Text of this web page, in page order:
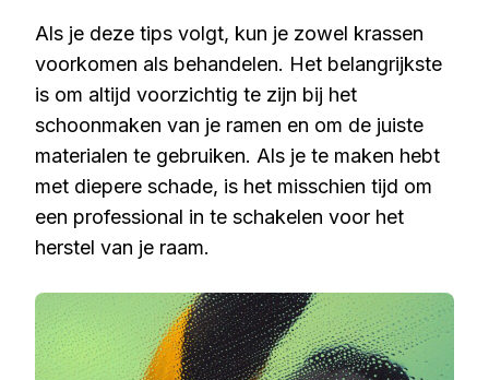
Als je deze tips volgt, kun je zowel krassen
voorkomen als behandelen. Het belangrijkste
is om altijd voorzichtig te zijn bij het
schoonmaken van je ramen en om de juiste
materialen te gebruiken. Als je te maken hebt
met diepere schade, is het misschien tijd om
een professional in te schakelen voor het
herstel van je raam.